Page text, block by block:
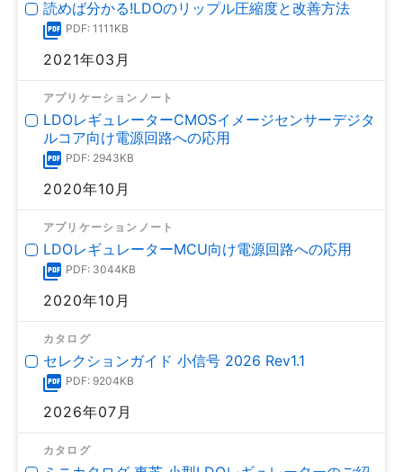
読めば分かる!LDOのリップル圧縮度と改善方法
PDF: 1111KB
2021年03月
アプリケーションノート
LDOレギュレーターCMOSイメージセンサーデジタ
ルコア向け電源回路への応用
PDF: 2943KB
2020年10月
アプリケーションノート
LDOレギュレーターMCU向け電源回路への応用
PDF: 3044KB
2020年10月
カタログ
セレクションガイド 小信号 2026 Rev1.1
PDF: 9204KB
2026年07月
カタログ